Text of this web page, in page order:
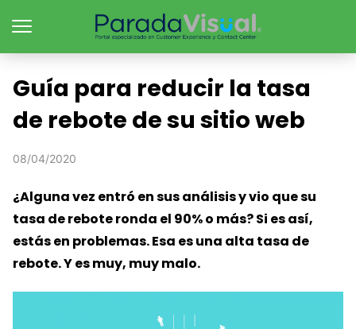
Guía para reducir la tasa
de rebote de su sitio web
08/04/2020
¿Alguna vez entró en sus análisis y vio que su
tasa de rebote ronda el 90% o más? Si es así,
estás en problemas. Esa es una alta tasa de
rebote. Y es muy, muy malo.